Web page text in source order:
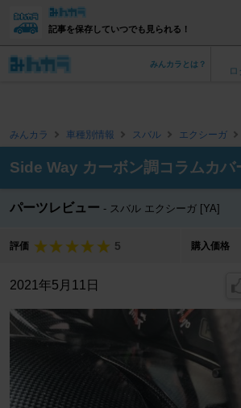
記事を保存していつでも見られる！
みんカラとは？
みんカラ 車種別情報 スバル エクシーガ
Side Way カーボン調コラムカバ
パーツレビュー スバル エクシーガ [YA]
評価 5 購入価格
2021年5月11日